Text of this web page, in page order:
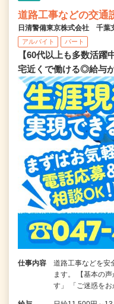
道路工事などの交通
日清警備東京株式会社 千葉
アルバイト パート
【60代以上も多数活躍
宅近くで働ける◎給与
仕事内容
道路工事などを安
ます。 【基本の
す」 「ご迷惑を